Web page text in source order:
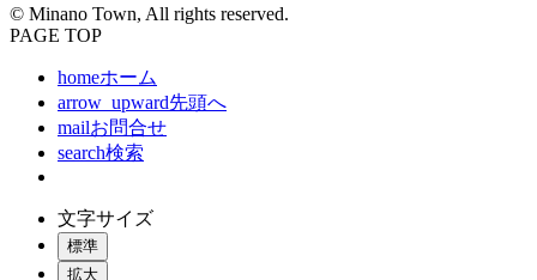
© Minano Town, All rights reserved.
PAGE TOP
homeホーム
arrow_upward先頭へ
mailお問合せ
search検索
文字サイズ
標準
拡大